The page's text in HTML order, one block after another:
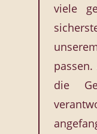
viele
die